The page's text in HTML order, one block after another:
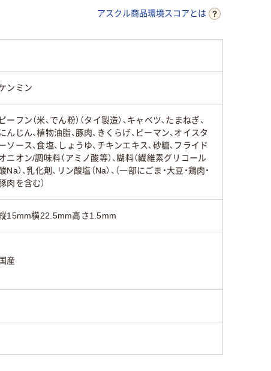
アスクル商品環境スコアとは
ンミン
ビーフン（米、でん粉）（タイ製造）、キャベツ、たまねぎ、
んじん、植物油脂、豚肉、きくらげ、ピーマン、オイスタ
ソース、食塩、しょうゆ、チキンエキス、砂糖、フライド
ニオン/調味料（アミノ酸等）、糊料（繊維素グリコール
Na）、乳化剤、リン酸塩（Na）、（一部にごま・大豆・鶏肉・
肉を含む）
15mm横22.5mm高さ1.5mm
産